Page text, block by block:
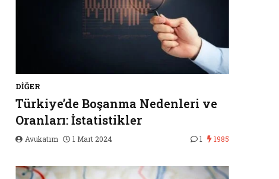
DIĞER
Türkiye’de Boşanma Nedenleri ve
Oranları: İstatistikler
Avukatım 1 Mart 2024 1 1985